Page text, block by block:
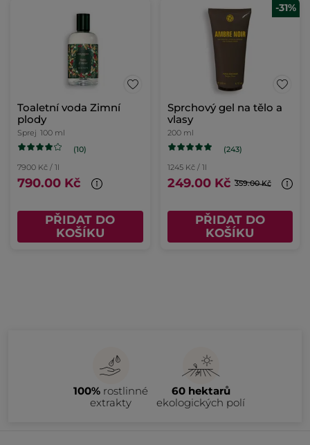
Toaletní voda Zimní
plody
Sprej 100 ml
(10)
7900 Kč / 1l
790.00 Kč
PŘIDAT DO
KOŠÍKU
-31%
Sprchový gel na tělo a
vlasy
200 ml
(243)
1245 Kč / 1l
249.00 Kč 359.00 Kč
PŘIDAT DO
KOŠÍKU
100% rostlinné
extrakty
60 hektarů
ekologických polí